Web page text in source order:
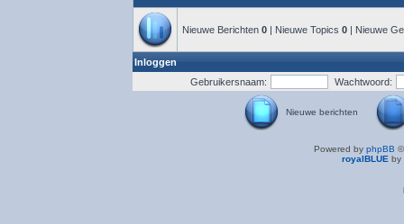
Nieuwe Berichten 0 | Nieuwe Topics 0 | Nieuwe
Inloggen
Gebruikersnaam:
Wachtwoord:
Nieuwe berichten
Powered by phpBB
royalBLUE by